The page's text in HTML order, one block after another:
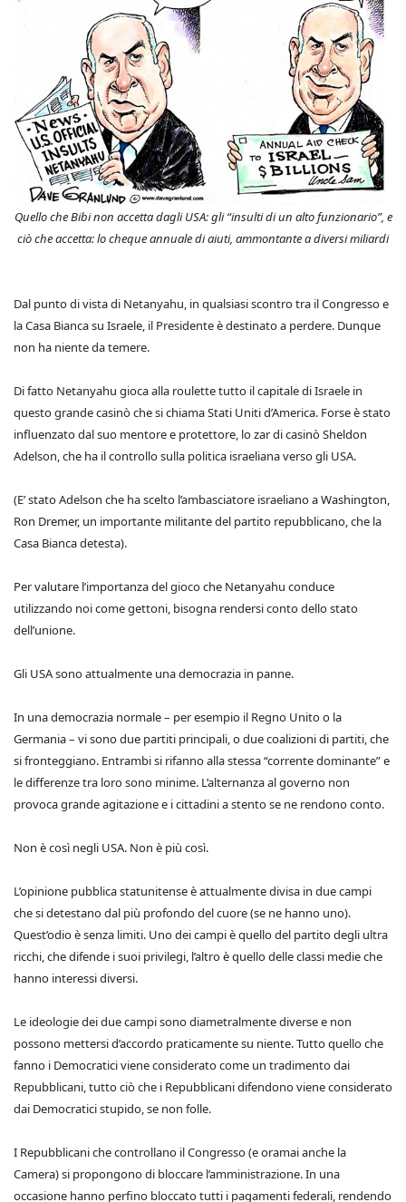
Quello che Bibi non accetta dagli USA: gli “insulti di un alto funzionario”, e
ciò che accetta: lo cheque annuale di aiuti, ammontante a diversi miliardi
Dal punto di vista di Netanyahu, in qualsiasi scontro tra il Congresso e
la Casa Bianca su Israele, il Presidente è destinato a perdere. Dunque
non ha niente da temere.
Di fatto Netanyahu gioca alla roulette tutto il capitale di Israele in
questo grande casinò che si chiama Stati Uniti d’America. Forse è stato
influenzato dal suo mentore e protettore, lo zar di casinò Sheldon
Adelson, che ha il controllo sulla politica israeliana verso gli USA.
(E’ stato Adelson che ha scelto l’ambasciatore israeliano a Washington,
Ron Dremer, un importante militante del partito repubblicano, che la
Casa Bianca detesta).
Per valutare l’importanza del gioco che Netanyahu conduce
utilizzando noi come gettoni, bisogna rendersi conto dello stato
dell’unione.
Gli USA sono attualmente una democrazia in panne.
In una democrazia normale – per esempio il Regno Unito o la
Germania – vi sono due partiti principali, o due coalizioni di partiti, che
si fronteggiano. Entrambi si rifanno alla stessa “corrente dominante” e
le differenze tra loro sono minime. L’alternanza al governo non
provoca grande agitazione e i cittadini a stento se ne rendono conto.
Non è così negli USA. Non è più così.
L’opinione pubblica statunitense è attualmente divisa in due campi
che si detestano dal più profondo del cuore (se ne hanno uno).
Quest’odio è senza limiti. Uno dei campi è quello del partito degli ultra
ricchi, che difende i suoi privilegi, l’altro è quello delle classi medie che
hanno interessi diversi.
Le ideologie dei due campi sono diametralmente diverse e non
possono mettersi d’accordo praticamente su niente. Tutto quello che
fanno i Democratici viene considerato come un tradimento dai
Repubblicani, tutto ciò che i Repubblicani difendono viene considerato
dai Democratici stupido, se non folle.
I Repubblicani che controllano il Congresso (e oramai anche la
Camera) si propongono di bloccare l’amministrazione. In una
occasione hanno perfino bloccato tutti i pagamenti federali, rendendo